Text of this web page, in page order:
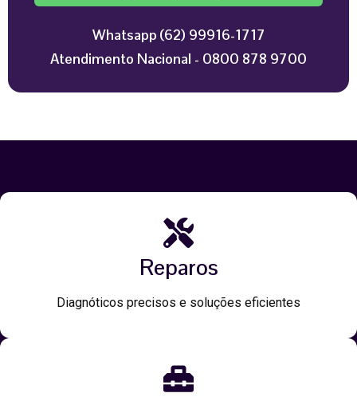
Whatsapp (62) 99916-1717
Atendimento Nacional - 0800 878 9700
Reparos
Diagnóticos precisos e soluções eficientes